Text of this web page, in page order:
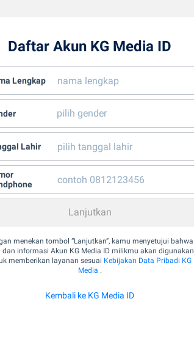
Daftar Akun KG Media ID
Lengkap
Lahir
menekan tombol “Lanjutkan”, kamu menyetujui bahwa
dan informasi Akun KG Media ID milikmu akan digunakan
memberikan layanan sesuai Kebijakan Data Pribadi KG
Media .
Kembali ke KG Media ID